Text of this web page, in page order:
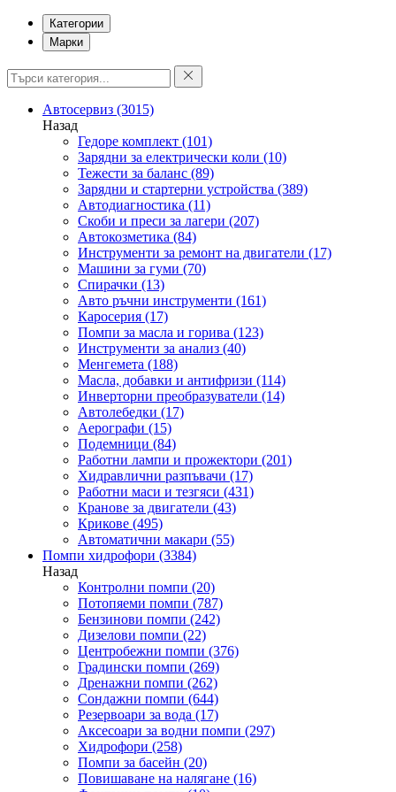
Категории
Марки
Автосервиз (3015)
Назад
Гедоре комплект (101)
Зарядни за електрически коли (10)
Тежести за баланс (89)
Зарядни и стартерни устройства (389)
Автодиагностика (11)
Скоби и преси за лагери (207)
Автокозметика (84)
Инструменти за ремонт на двигатели (17)
Машини за гуми (70)
Спирачки (13)
Авто ръчни инструменти (161)
Каросерия (17)
Помпи за масла и горива (123)
Инструменти за анализ (40)
Менгемета (188)
Масла, добавки и антифризи (114)
Инверторни преобразуватели (14)
Автолебедки (17)
Аерографи (15)
Подемници (84)
Работни лампи и прожектори (201)
Хидравлични разпъвачи (17)
Работни маси и тезгяси (431)
Кранове за двигатели (43)
Крикове (495)
Автоматични макари (55)
Помпи хидрофори (3384)
Назад
Контролни помпи (20)
Потопяеми помпи (787)
Бензинови помпи (242)
Дизелови помпи (22)
Центробежни помпи (376)
Градински помпи (269)
Дренажни помпи (262)
Сондажни помпи (644)
Резервоари за вода (17)
Аксесоари за водни помпи (297)
Хидрофори (258)
Помпи за басейн (20)
Повишаване на налягане (16)